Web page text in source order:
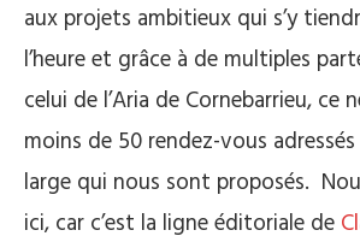
aux projets ambitieux qui s’y
l’heure et grâce à de multiples
celui de l’Aria de Cornebarrieu, ce
moins de 50 rendez-vous
large qui nous sont proposés.
ici, car c’est la ligne éditoriale de